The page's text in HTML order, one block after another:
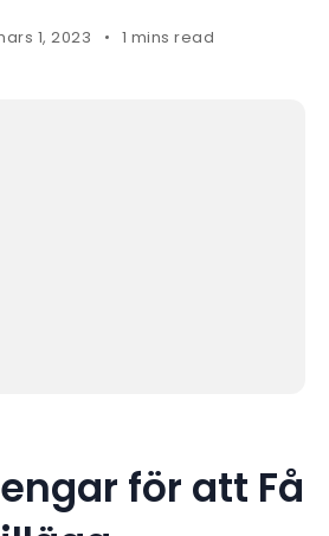
1, 2023 1 mins read
för att Få